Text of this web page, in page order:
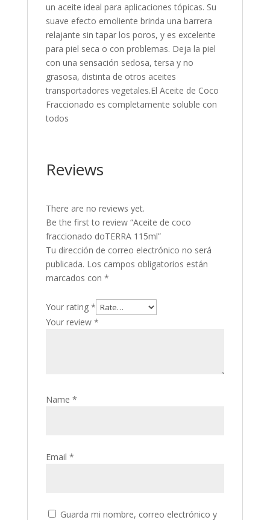
un aceite ideal para aplicaciones tópicas. Su
suave efecto emoliente brinda una barrera
relajante sin tapar los poros, y es excelente
para piel seca o con problemas. Deja la piel
con una sensación sedosa, tersa y no
grasosa, distinta de otros aceites
transportadores vegetales.El Aceite de Coco
Fraccionado es completamente soluble con
todos
Reviews
There are no reviews yet.
Be the first to review “Aceite de coco
fraccionado doTERRA 115ml”
Tu dirección de correo electrónico no será
publicada. Los campos obligatorios están
marcados con *
Your rating *
Your review *
Name *
Email *
Guarda mi nombre, correo electrónico y